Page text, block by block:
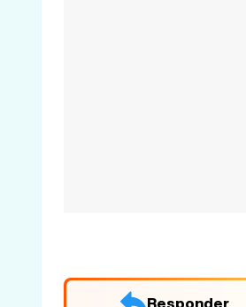
Responder